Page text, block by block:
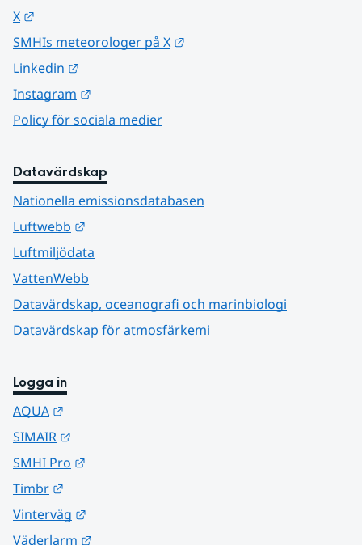
X
SMHIs meteorologer på X
Linkedin
Instagram
Policy för sociala medier
Datavärdskap
Nationella emissionsdatabasen
Luftwebb
Luftmiljödata
VattenWebb
Datavärdskap, oceanografi och marinbiologi
Datavärdskap för atmosfärkemi
Logga in
AQUA
SIMAIR
SMHI Pro
Timbr
Vinterväg
Väderlarm